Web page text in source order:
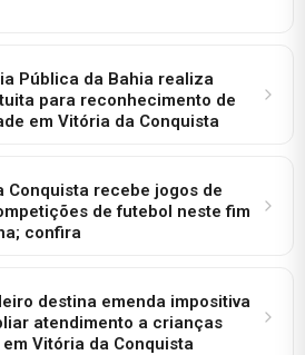
Pública da Bahia realiza
para reconhecimento de
em Vitória da Conquista
Conquista recebe jogos de
de futebol neste fim
confira
destina emenda impositiva
atendimento a crianças
em Vitória da Conquista